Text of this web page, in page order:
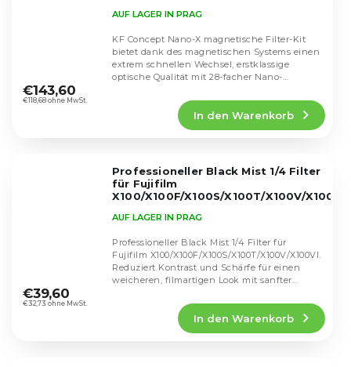
SKU.2498
durchschnittliche
Produktbewertung
AUF LAGER IN PRAG
€118,68 ohne MwSt.
€143,60
In den Warenkorb
KF Concept Nano-X magnetische Filter-Kit
bietet dank des magnetischen Systems einen
extrem schnellen Wechsel, erstklassige
optische Qualität mit 28-facher Nano-
Professioneller Black Mist 1/4 Filter
für Fujifilm
X100/X100F/X100S/X100T/X100V/X100VI
durchschnittliche
Produktbewertung
AUF LAGER IN PRAG
€32,73 ohne MwSt.
€39,60
In den Warenkorb
Professioneller Black Mist 1/4 Filter für
Fujifilm X100/X100F/X100S/X100T/X100V/X100VI.
Reduziert Kontrast und Schärfe für einen
weicheren, filmartigen Look mit sanfter...